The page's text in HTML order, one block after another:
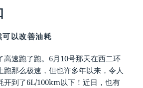
以改善油耗
高速跑了跑。6月10号那天在西二环
跑那么极速，但也许多年以来，令人
开到了6L/100km以下！近日，也有